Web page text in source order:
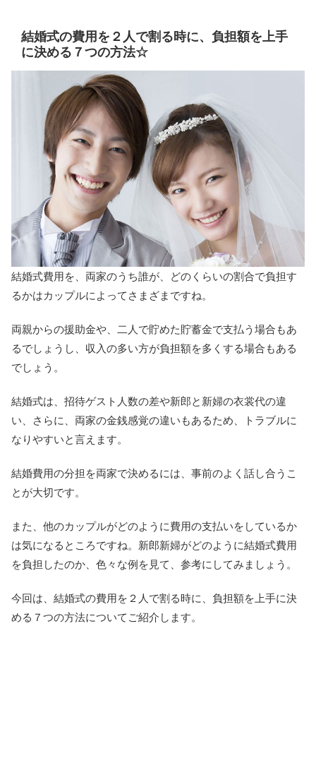
結婚式の費用を２人で割る時に、負担額を上手
に決める７つの方法☆
結婚式費用を、両家のうち誰が、どのくらいの割合で負担す
るかはカップルによってさまざまですね。
両親からの援助金や、二人で貯めた貯蓄金で支払う場合もあ
るでしょうし、収入の多い方が負担額を多くする場合もある
でしょう。
結婚式は、招待ゲスト人数の差や新郎と新婦の衣裳代の違
い、さらに、両家の金銭感覚の違いもあるため、トラブルに
なりやすいと言えます。
結婚費用の分担を両家で決めるには、事前のよく話し合うこ
とが大切です。
また、他のカップルがどのように費用の支払いをしているか
は気になるところですね。新郎新婦がどのように結婚式費用
を負担したのか、色々な例を見て、参考にしてみましょう。
今回は、結婚式の費用を２人で割る時に、負担額を上手に決
める７つの方法についてご紹介します。